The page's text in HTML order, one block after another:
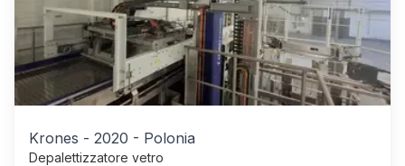
Krones - 2020 - Polonia
Depalettizzatore vetro